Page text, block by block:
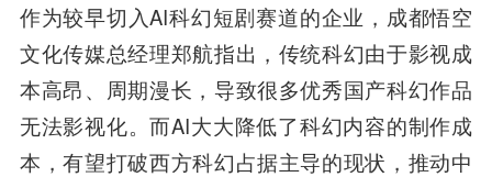
作为较早切入AI科幻短剧赛道的企业，成都悟空
文化传媒总经理郑航指出，传统科幻由于影视成
本高昂、周期漫长，导致很多优秀国产科幻作品
无法影视化。而AI大大降低了科幻内容的制作成
本，有望打破西方科幻占据主导的现状，推动中